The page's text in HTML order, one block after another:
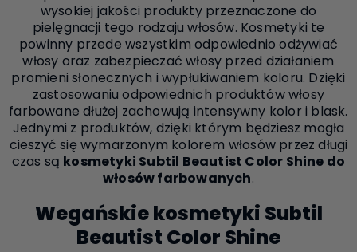
wysokiej jakości produkty przeznaczone do
pielęgnacji tego rodzaju włosów. Kosmetyki te
powinny przede wszystkim odpowiednio odżywiać
włosy oraz zabezpieczać włosy przed działaniem
promieni słonecznych i wypłukiwaniem koloru. Dzięki
zastosowaniu odpowiednich produktów włosy
farbowane dłużej zachowują intensywny kolor i blask.
Jednymi z produktów, dzięki którym będziesz mogła
cieszyć się wymarzonym kolorem włosów przez długi
czas są kosmetyki Subtil Beautist Color Shine do
włosów farbowanych.
Wegańskie kosmetyki Subtil
Beautist Color Shine